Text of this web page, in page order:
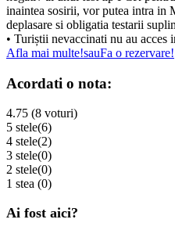
inaintea sosirii, vor putea intra in
deplasare si obligatia testarii
• Turiștii nevaccinati nu au acces
Afla mai multe!sauFa o rezervare!
Acordati o nota:
4.75 (8 voturi)
5 stele(6)
4 stele(2)
3 stele(0)
2 stele(0)
1 stea (0)
Ai fost aici?